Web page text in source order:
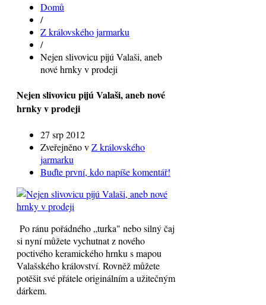
Domů
/
Z královského jarmarku
/
Nejen slivovicu pijú Valaši, aneb
nové hrnky v prodeji
Nejen slivovicu pijú Valaši, aneb nové
hrnky v prodeji
27 srp 2012
Zveřejněno vZ královského
jarmarku
Buďte první, kdo napíše komentář!
Po ránu pořádného „turka" nebo silný čaj
si nyní můžete vychutnat z nového
poctivého keramického hrnku s mapou
Valašského království. Rovněž můžete
potěšit své přátele originálním a užitečným
dárkem.